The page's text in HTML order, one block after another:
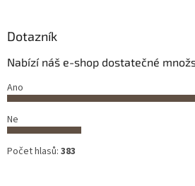
Dotazník
Nabízí náš e-shop dostatečné
Ano
Ne
Počet hlasů: 383